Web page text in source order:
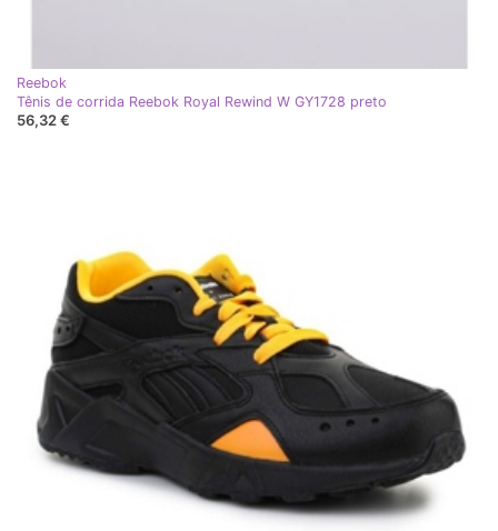
Reebok
Tênis de corrida Reebok Royal Rewind W GY1728 preto
56,32 €